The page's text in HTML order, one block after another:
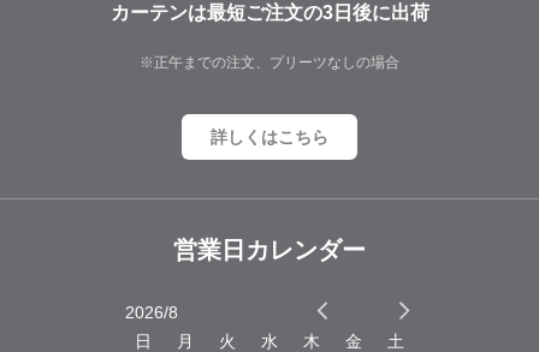
カーテンは最短ご注文の3日後に出荷
※正午までの注文、プリーツなしの場合
詳しくはこちら
営業日カレンダー
2026/8
日
月 火 水 木 金
土